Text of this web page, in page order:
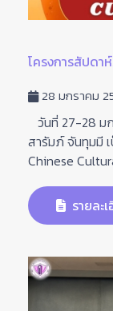
โครงการสัปดา
28 มกราคม
วันที่ 27-28 ม
สารัมภ์ จันทุมมี
Chinese
รายละ